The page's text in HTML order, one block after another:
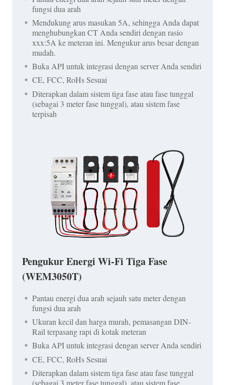
fungsi dua arah
Mendukung arus masukan 5A, sehingga Anda dapat
menghubungkan CT Anda sendiri dengan rasio
xxx:5A ke meteran ini. Mengukur arus besar dengan
mudah.
Buka API untuk integrasi dengan server Anda sendiri
CE, FCC, RoHs Sesuai
Diterapkan dalam sistem tiga fase atau fase tunggal
(sebagai 3 meter fase tunggal), atau sistem fase
terpisah
Pengukur Energi Wi-Fi Tiga Fase
(WEM3050T)
Pantau energi dua arah sejauh satu meter dengan
fungsi dua arah
Ukuran kecil dan harga murah, pemasangan DIN-
Rail terpasang rapi di kotak meteran
Buka API untuk integrasi dengan server Anda sendiri
CE, FCC, RoHs Sesuai
Diterapkan dalam sistem tiga fase atau fase tunggal
(sebagai 3 meter fase tunggal), atau sistem fase